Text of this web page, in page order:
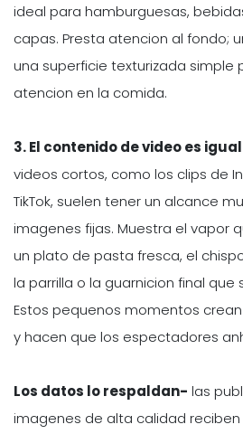
ideal para hamburguesas,
capas. Presta atencion al fondo;
una superficie texturizada simple
atencion en la comida.
3. El contenido de video es
videos cortos, como los clips de
TikTok, suelen tener un alcance
imagenes fijas. Muestra el vapor
un plato de pasta fresca, el
la parrilla o la guarnicion final
Estos pequenos momentos
y hacen que los espectadores
Los datos lo respaldan- las
imagenes de alta calidad reciben